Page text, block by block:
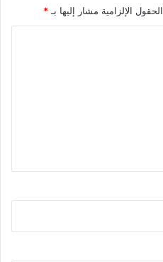
الحقول الإلزامية مشار إليها بـ*